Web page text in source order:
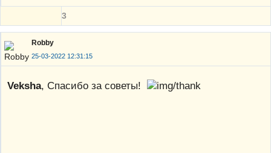
3
Robby
25-03-2022 12:31:15
Veksha, Спасибо за советы!